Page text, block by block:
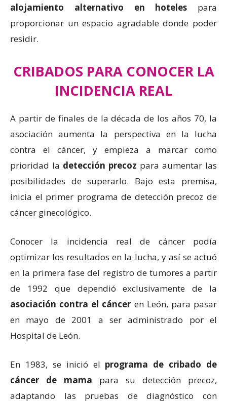
alojamiento alternativo en hoteles para
proporcionar un espacio agradable donde poder
residir.
CRIBADOS PARA CONOCER LA
INCIDENCIA REAL
A partir de finales de la década de los años 70, la
asociación aumenta la perspectiva en la lucha
contra el cáncer, y empieza a marcar como
prioridad la detección precoz para aumentar las
posibilidades de superarlo. Bajo esta premisa,
inicia el primer programa de detección precoz de
cáncer ginecológico.
Conocer la incidencia real de cáncer podía
optimizar los resultados en la lucha, y así se actuó
en la primera fase del registro de tumores a partir
de 1992 que dependió exclusivamente de la
asociación contra el cáncer en León, para pasar
en mayo de 2001 a ser administrado por el
Hospital de León.
En 1983, se inició el programa de cribado de
cáncer de mama para su detección precoz,
adaptando las pruebas de diagnóstico con